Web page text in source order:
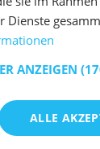
Sortiment
aus der
preiswert
und werden
von 60 Tagen
alle Möbel.
ist die
Zahlung.
Dienste
ANZEIGEN
ALLE